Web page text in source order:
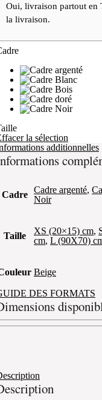
Oui, livraison partout en
la livraison.
la sélection
additionnelles
Cadre Cadre argenté,
Noir
Taille XS (20×15) cm,
cm, L (90X70)
Beige
DES FORMATS